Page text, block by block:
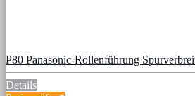
P80 Panasonic-Rollenführung
Details